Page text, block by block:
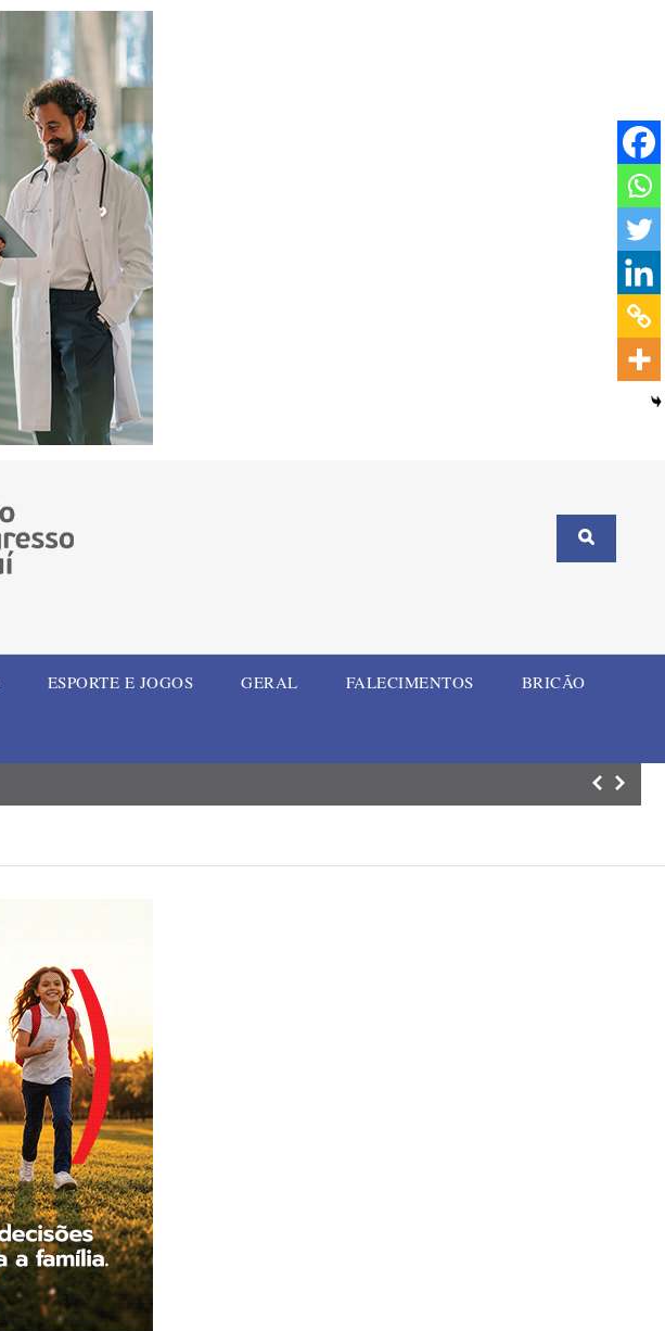
ESPORTE E JOGOS GERAL FALECIMENTOS BRICÃO
União